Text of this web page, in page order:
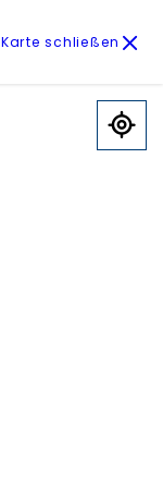
Karte schließen